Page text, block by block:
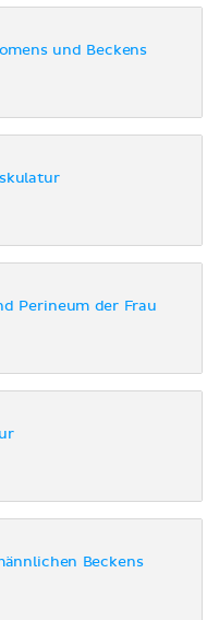
und Beckens
Perineum der Frau
Beckens